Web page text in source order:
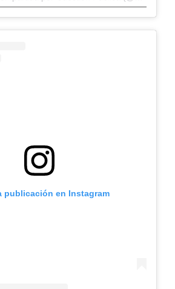
publicación en Instagram